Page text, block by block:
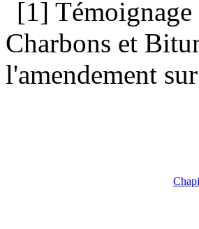
[1] Témoignage
Charbons et
l'amendement